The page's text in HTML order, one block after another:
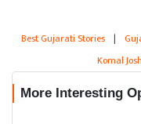
Best Gujarati Stories |
Komal
More Interesting